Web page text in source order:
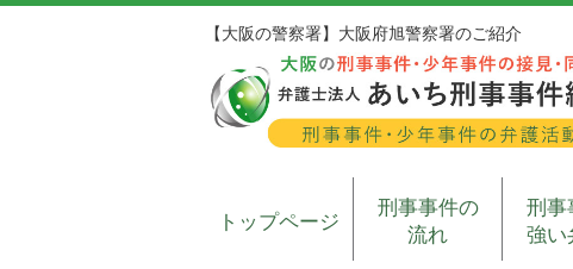
【大阪の警察署】大阪府旭警察署のご紹介
トップページ
刑事事件の
流れ
刑事
強い